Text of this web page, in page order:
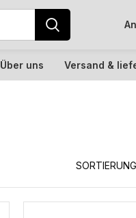
Über uns Versand &
SORTIERUNG